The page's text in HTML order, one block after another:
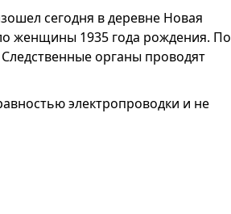
сегодня в деревне Новая
женщины 1935 года рождения. По
органы проводят
электропроводки и не